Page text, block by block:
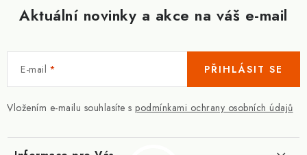
Aktuální novinky a akce na váš e-mail
E-mail
Vložením e-mailu souhlasíte s podmínkami ochrany osobních údajů
PŘIHLÁSIT SE